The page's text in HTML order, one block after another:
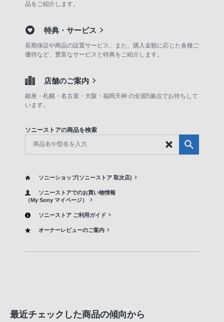
品をご紹介します。
特典・サービス
長期保証や商品の設置サービス、また、購入金額に応じた各種ご
優待など、豊富なサービスと特典をご紹介します。
店舗のご案内
銀座・札幌・名古屋・大阪・福岡天神 の全国5拠点でお待ちして
います。
ソニーストアの商品を検索
ソニーショップ(ソニーストア 取次店)
ソニーストアでのお買い物情報
（My Sony マイページ）
ソニーストア ご利用ガイド
オーナーレビューのご案内
最近チェックした商品の傾向から